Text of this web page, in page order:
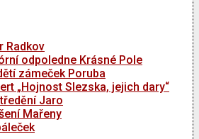
Radkov
odpoledne Krásné Pole
zámeček Poruba
„Hojnost Slezska, jejich dary“
Jaro
Mařeny